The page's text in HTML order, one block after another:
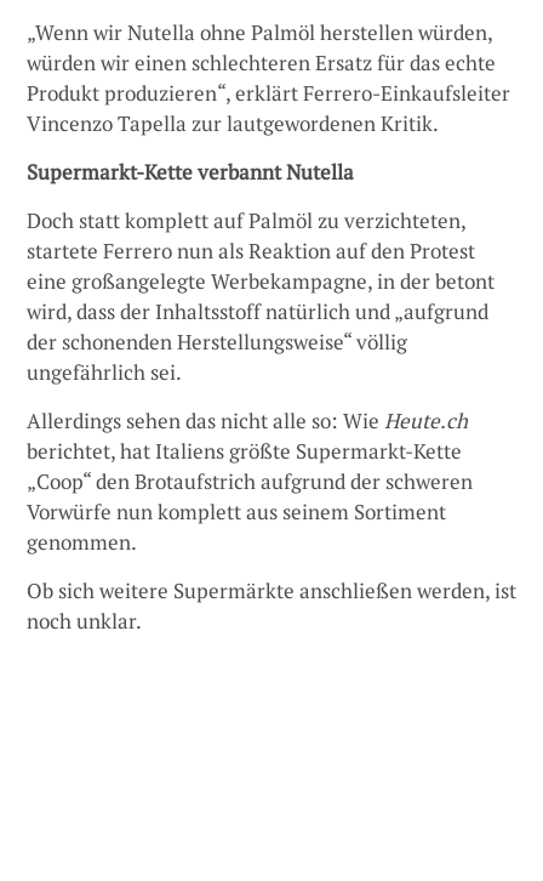
„Wenn wir Nutella ohne Palmöl herstellen würden,
würden wir einen schlechteren Ersatz für das echte
Produkt produzieren“, erklärt Ferrero-Einkaufsleiter
Vincenzo Tapella zur lautgewordenen Kritik.
Supermarkt-Kette verbannt Nutella
Doch statt komplett auf Palmöl zu verzichteten,
startete Ferrero nun als Reaktion auf den Protest
eine großangelegte Werbekampagne, in der betont
wird, dass der Inhaltsstoff natürlich und „aufgrund
der schonenden Herstellungsweise“ völlig
ungefährlich sei.
Allerdings sehen das nicht alle so: Wie Heute.ch
berichtet, hat Italiens größte Supermarkt-Kette
„Coop“ den Brotaufstrich aufgrund der schweren
Vorwürfe nun komplett aus seinem Sortiment
genommen.
Ob sich weitere Supermärkte anschließen werden, ist
noch unklar.